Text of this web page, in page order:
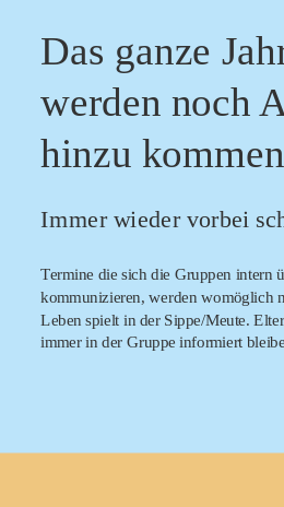
Das ganze
werden noch
hinzu
Immer wieder vorbei
Termine die sich die Gruppen intern
kommunizieren, werden womöglich
Leben spielt in der Sippe/Meute.
immer in der Gruppe informiert